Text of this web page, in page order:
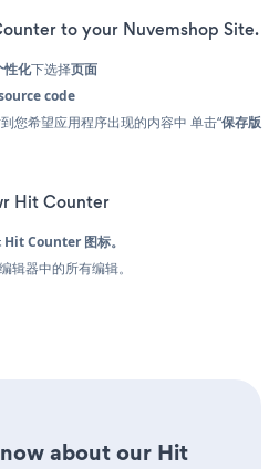
to your Nuvemshop Site.
性化下选择页面
code
您希望应用程序出现的内容中 单击“保存版
Hit Counter
Hit Counter 图标。
辑器中的所有编辑。
about our Hit